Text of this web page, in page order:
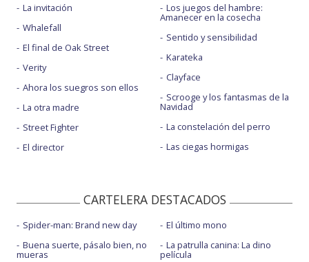
La invitación
Whalefall
El final de Oak Street
Verity
Ahora los suegros son ellos
La otra madre
Street Fighter
El director
Los juegos del hambre:
Amanecer en la cosecha
Sentido y sensibilidad
Karateka
Clayface
Scrooge y los fantasmas de la
Navidad
La constelación del perro
Las ciegas hormigas
CARTELERA DESTACADOS
Spider-man: Brand new day
Buena suerte, pásalo bien, no
mueras
El último mono
La patrulla canina: La dino
película